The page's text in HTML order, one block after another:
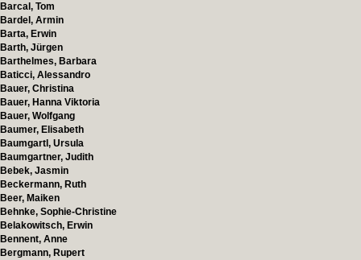
Barcal, Tom
Bardel, Armin
Barta, Erwin
Barth, Jürgen
Barthelmes, Barbara
Baticci, Alessandro
Bauer, Christina
Bauer, Hanna Viktoria
Bauer, Wolfgang
Baumer, Elisabeth
Baumgartl, Ursula
Baumgartner, Judith
Bebek, Jasmin
Beckermann, Ruth
Beer, Maiken
Behnke, Sophie-Christine
Belakowitsch, Erwin
Bennent, Anne
Bergmann, Rupert